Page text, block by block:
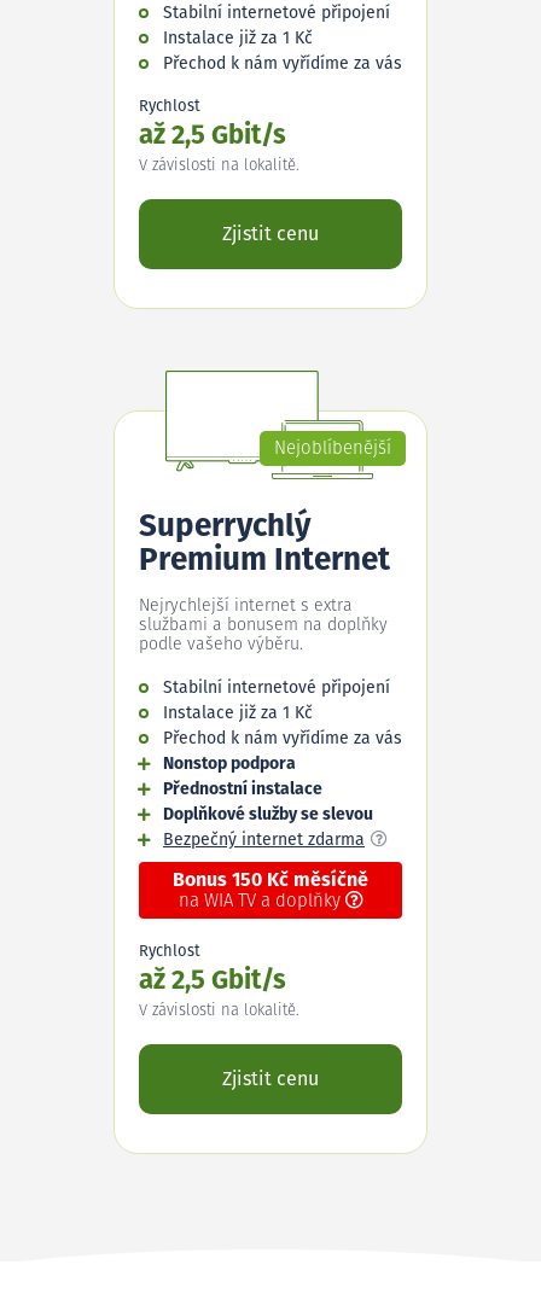
Stabilní internetové připojení
Instalace již za 1 Kč
Přechod k nám vyřídíme za vás
Rychlost
až 2,5 Gbit/s
V závislosti na lokalitě.
Zjistit cenu
Nejoblíbenější
Superrychlý
Premium Internet
Nejrychlejší internet s extra
službami a bonusem na doplňky
podle vašeho výběru.
Stabilní internetové připojení
Instalace již za 1 Kč
Přechod k nám vyřídíme za vás
Nonstop podpora
Přednostní instalace
Doplňkové služby se slevou
Bezpečný internet zdarma
Bonus 150 Kč měsíčně
na WIA TV a doplňky
Rychlost
až 2,5 Gbit/s
V závislosti na lokalitě.
Zjistit cenu